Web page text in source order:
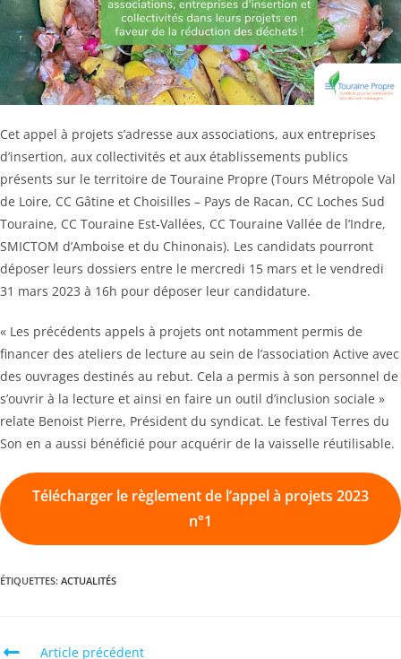
Cet appel à projets s’adresse aux associations, aux entreprises
d’insertion, aux collectivités et aux établissements publics
présents sur le territoire de Touraine Propre (Tours Métropole Val
de Loire, CC Gâtine et Choisilles – Pays de Racan, CC Loches Sud
Touraine, CC Touraine Est-Vallées, CC Touraine Vallée de l’Indre,
SMICTOM d’Amboise et du Chinonais). Les candidats pourront
déposer leurs dossiers entre le mercredi 15 mars et le vendredi
31 mars 2023 à 16h pour déposer leur candidature.
« Les précédents appels à projets ont notamment permis de
financer des ateliers de lecture au sein de l’association Active avec
des ouvrages destinés au rebut. Cela a permis à son personnel de
s’ouvrir à la lecture et ainsi en faire un outil d’inclusion sociale »
relate Benoist Pierre, Président du syndicat. Le festival Terres du
Son en a aussi bénéficié pour acquérir de la vaisselle réutilisable.
Télécharger le règlement de l’appel à projets 2023
n°1
ÉTIQUETTES: ACTUALITÉS
Read Article précédent